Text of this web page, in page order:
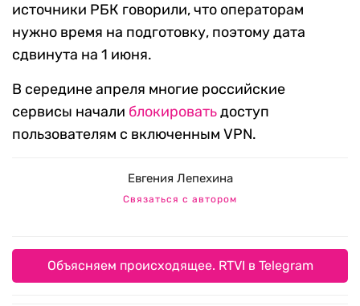
источники РБК говорили, что операторам
нужно время на подготовку, поэтому дата
сдвинута на 1 июня.
В середине апреля многие российские
сервисы начали блокироватьдоступ
пользователям с включенным VPN.
Евгения Лепехина
Связаться с автором
Объясняем происходящее. RTVI в Telegram